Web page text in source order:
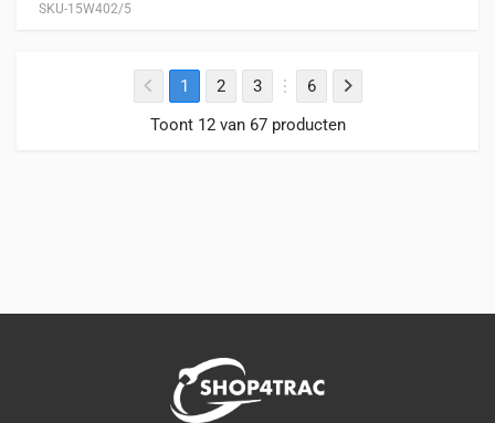
SKU-15W402/5
1 2 3
6
Toont 12 van 67 producten